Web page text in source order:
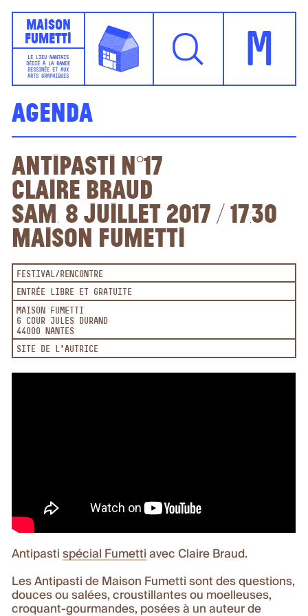
Maison
Fumetti
LE LIEU NANTAIS
DÉDIÉ À LA BANDE
DESSINÉE ET AUX
ARTS GRAPHIQUES
M
Agenda
Antipasti n°17
Claire Braud
sam. 8 juillet 2017 / 17:30
Maison Fumetti
FESTIVAL RENCONTRE
ENTRÉE LIBRE ET GRATUITE
MAISON FUMETTI
6 COUR JULES DURAND
44000 NANTES
SITE DE L'AUTRICE
Antipastispécial Fumetti avec Claire Braud.
Les Antipasti de Maison Fumetti sont des questions,
douces ou salées, croustillantes ou moelleuses,
croquant-gourmandes, posées à un auteur de